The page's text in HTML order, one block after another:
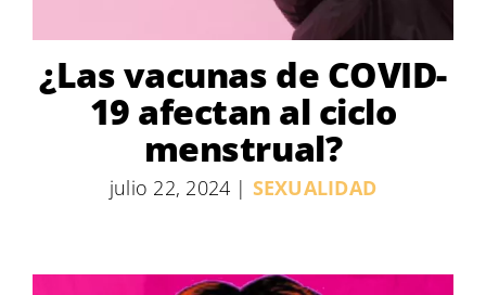
¿Las vacunas de COVID-
19 afectan al ciclo
menstrual?
julio 22, 2024 | SEXUALIDAD